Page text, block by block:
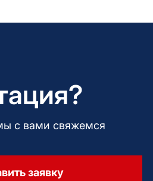
с вами свяжемся
заявку